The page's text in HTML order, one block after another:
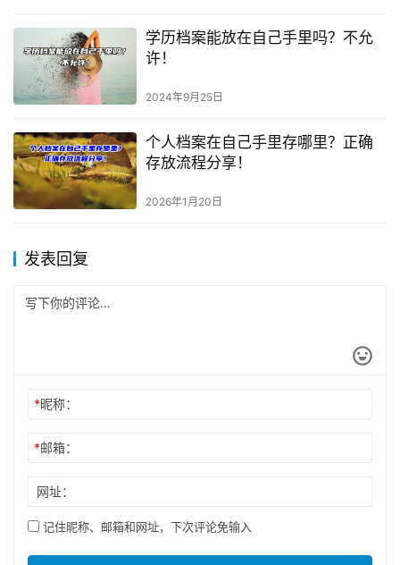
学历档案能放在自己手里吗？不允
许！
2024年9月25日
个人档案在自己手里存哪里？正确
存放流程分享！
2026年1月20日
发表回复
*昵称：
*邮箱：
网址：
记住昵称、邮箱和网址，下次评论免输入